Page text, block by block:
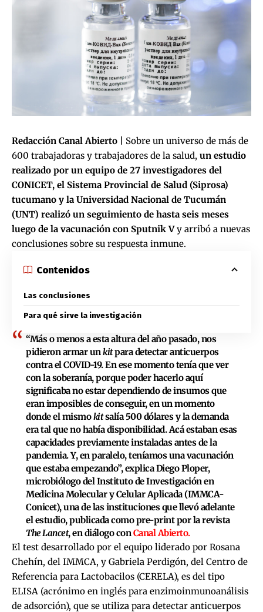
Redacción Canal Abierto |
Sobre un universo de más de
600 trabajadoras y trabajadores de la salud, un estudio
realizado por un equipo de 27 investigadores del
CONICET, el Sistema Provincial de Salud (Siprosa)
tucumano y la Universidad Nacional de Tucumán
(UNT) realizó un seguimiento de hasta seis meses
luego de la vacunación con Sputnik Vy arribó a nuevas
conclusiones sobre su respuesta inmune.
Contenidos
Las conclusiones
Para qué sirve la investigación
“Más o menos a esta altura del año pasado, nos
pidieron armar unkitpara detectar anticuerpos
contra el COVID-19. En ese momento tenía que ver
con la soberanía, porque poder hacerlo aquí
significaba no estar dependiendo de insumos que
eran imposibles de conseguir, en un momento
donde el mismokitsalía 500 dólares y la demanda
era tal que no había disponibilidad. Acá estaban esas
capacidades previamente instaladas antes de la
pandemia. Y, en paralelo, teníamos una vacunación
que estaba empezando”, explica Diego Ploper,
microbiólogo del Instituto de Investigación en
Medicina Molecular y Celular Aplicada (IMMCA-
Conicet), una de las instituciones que llevó adelante
el estudio, publicada como pre-print por la revista
The Lancet, en diálogo conCanal Abierto.
El test desarrollado por el equipo liderado por Rosana
Chehín, del IMMCA, y Gabriela Perdigón, del Centro de
Referencia para Lactobacilos (CERELA), es del tipo
ELISA (acrónimo en inglés para enzimoinmunoanálisis
de adsorción), que se utiliza para detectar anticuerpos